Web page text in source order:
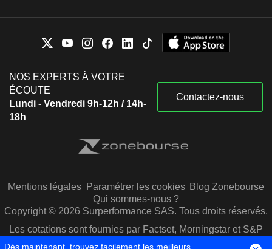
NOS EXPERTS À VOTRE
ÉCOUTE
Lundi - Vendredi 9h-12h / 14h-
18h
Contactez-nous
Mentions légales Paramétrer les cookies Blog Zonebourse
Qui sommes-nous ?
Copyright © 2026 Surperformance SAS. Tous droits réservés.
Les cotations sont fournies par Factset, Morningstar et S&P
Capital IQ
Dès maintenant, trouvez facilement les meilleurs